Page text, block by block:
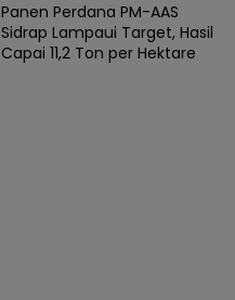
Panen Perdana PM-AAS
Sidrap Lampaui Target, Hasil
Capai 11,2 Ton per Hektare